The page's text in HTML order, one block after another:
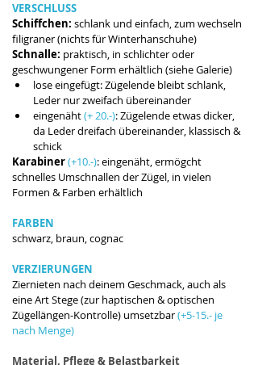
VERSCHLUSS
Schiffchen: schlank und einfach, zum wechseln
filigraner (nichts für Winterhanschuhe)
Schnalle: praktisch, in schlichter oder
geschwungener Form erhältlich (siehe Galerie)
lose eingefügt: Zügelende bleibt schlank,
Leder nur zweifach übereinander
eingenäht (+ 20.-): Zügelende etwas dicker,
da Leder dreifach übereinander, klassisch &
schick
Karabiner (+10.-): eingenäht, ermögcht
schnelles Umschnallen der Zügel, in vielen
Formen & Farben erhältlich
FARBEN
schwarz, braun, cognac
VERZIERUNGEN
Ziernieten nach deinem Geschmack, auch als
eine Art Stege (zur haptischen & optischen
Zügellängen-Kontrolle) umsetzbar (+5-15.- je
nach Menge)
Material, Pflege & Belastbarkeit